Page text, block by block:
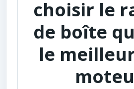
choisir le
de boîte
le